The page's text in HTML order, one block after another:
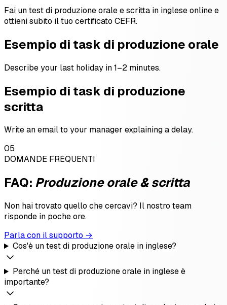
Fai un test di produzione orale e scritta in inglese online e
ottieni subito il tuo certificato CEFR.
Esempio di task di produzione orale
Describe your last holiday in 1–2 minutes.
Esempio di task di produzione
scritta
Write an email to your manager explaining a delay.
05
DOMANDE FREQUENTI
FAQ: Produzione orale & scritta
Non hai trovato quello che cercavi? Il nostro team
risponde in poche ore.
Parla con il supporto →
Cos'è un test di produzione orale in inglese?
Perché un test di produzione orale in inglese è
importante?